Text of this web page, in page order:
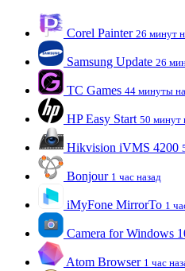
Corel Painter 26 минут
Samsung Update 26
TC Games 44 минуты
HP Easy Start 50 минут
Hikvision iVMS 4200
Bonjour 1 час назад
iMyFone MirrorTo 1
Camera for Windows
Atom Browser 1 час